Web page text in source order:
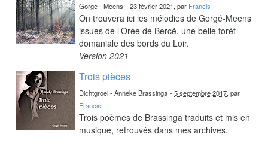
Gorgé - Meens -23 février 2021, par Francis
On trouvera ici les mélodies de Gorgé-Meens
issues de l’Orée de Bercé, une belle forêt
domaniale des bords du Loir.
Version 2021
Trois pièces
Dichtgroei - Anneke Brassinga -5 septembre 2017, par
Francis
Trois poèmes de Brassinga traduits et mis en
musique, retrouvés dans mes archives.